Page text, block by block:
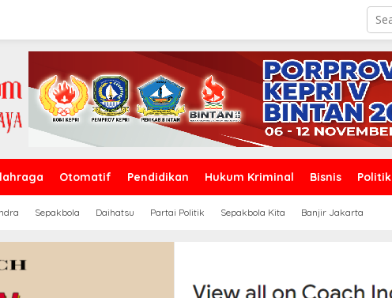
Otomatif Pendidikan Hukum Kriminal Bisnis Politik
Sepakbola Daihatsu Partai Politik Sepakbola Kita Banjir Jakarta